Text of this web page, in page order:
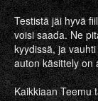
Testistä jäi hyvä
voisi saada. Ne
kyydissä, ja
auton käsittely on
Kaikkiaan Teemu